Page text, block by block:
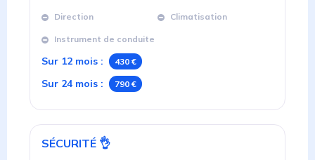
Direction Climatisation
Instrument de conduite
Sur 12 mois : 430 €
Sur 24 mois : 790 €
SÉCURITÉ 👌